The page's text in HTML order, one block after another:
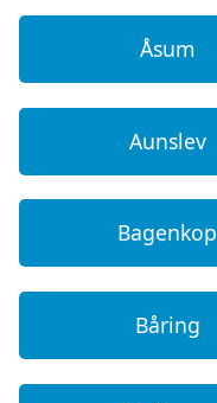
Åsum
Aunslev
Bagenkop
Båring